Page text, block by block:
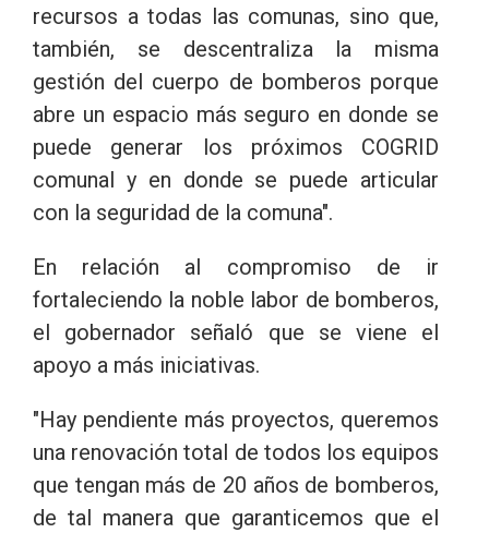
recursos a todas las comunas, sino que,
también, se descentraliza la misma
gestión del cuerpo de bomberos porque
abre un espacio más seguro en donde se
puede generar los próximos COGRID
comunal y en donde se puede articular
con la seguridad de la comuna".
En relación al compromiso de ir
fortaleciendo la noble labor de bomberos,
el gobernador señaló que se viene el
apoyo a más iniciativas.
"Hay pendiente más proyectos, queremos
una renovación total de todos los equipos
que tengan más de 20 años de bomberos,
de tal manera que garanticemos que el